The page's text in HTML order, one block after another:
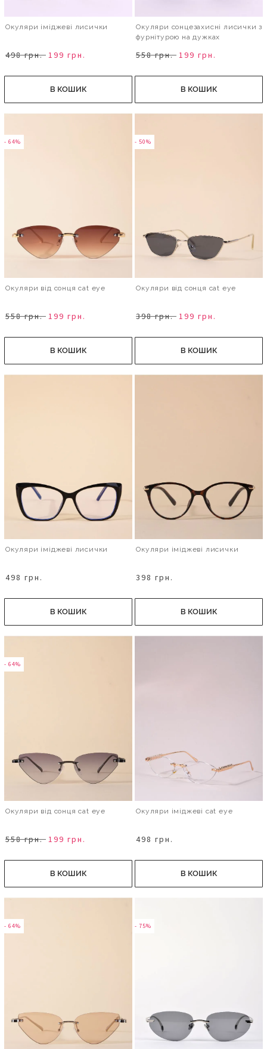
Окуляри іміджеві лисички
498 грн. 199 грн.
В КОШИК
Окуляри сонцезахисні лисички з
фурнітурою на дужках
558 грн. 199 грн.
В КОШИК
- 64%
Окуляри від сонця cat eye
558 грн. 199 грн.
В КОШИК
- 50%
Окуляри від сонця cat eye
398 грн. 199 грн.
В КОШИК
Окуляри іміджеві лисички
498 грн.
В КОШИК
Окуляри іміджеві лисички
398 грн.
В КОШИК
- 64%
Окуляри від сонця cat eye
558 грн. 199 грн.
В КОШИК
Окуляри іміджеві cat eye
498 грн.
В КОШИК
- 64% - 75%